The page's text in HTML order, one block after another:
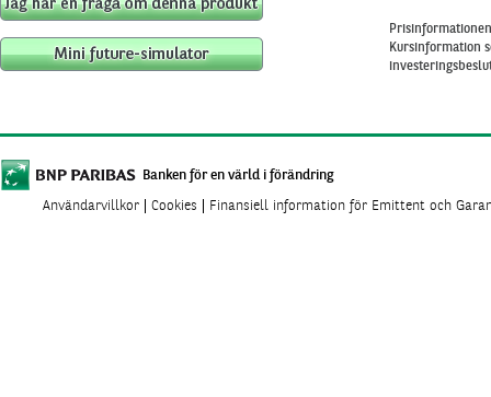
Kursinformation
Banken för en värld i förändring
Användarvillkor Cookies Finansiell information för Emittent och